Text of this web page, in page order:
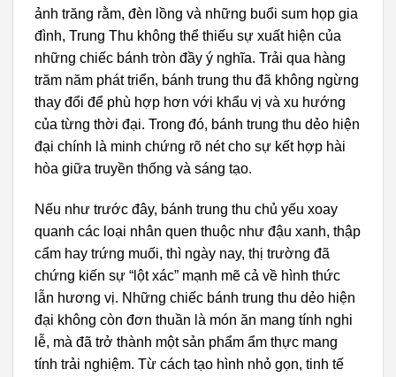
ảnh trăng rằm, đèn lồng và những buổi sum họp gia
đình, Trung Thu không thể thiếu sự xuất hiện của
những chiếc bánh tròn đầy ý nghĩa. Trải qua hàng
trăm năm phát triển, bánh trung thu đã không ngừng
thay đổi để phù hợp hơn với khẩu vị và xu hướng
của từng thời đại. Trong đó, bánh trung thu dẻo hiện
đại chính là minh chứng rõ nét cho sự kết hợp hài
hòa giữa truyền thống và sáng tạo.
Nếu như trước đây, bánh trung thu chủ yếu xoay
quanh các loại nhân quen thuộc như đậu xanh, thập
cẩm hay trứng muối, thì ngày nay, thị trường đã
chứng kiến sự “lột xác” mạnh mẽ cả về hình thức
lẫn hương vị. Những chiếc bánh trung thu dẻo hiện
đại không còn đơn thuần là món ăn mang tính nghi
lễ, mà đã trở thành một sản phẩm ẩm thực mang
tính trải nghiệm. Từ cách tạo hình nhỏ gọn, tinh tế